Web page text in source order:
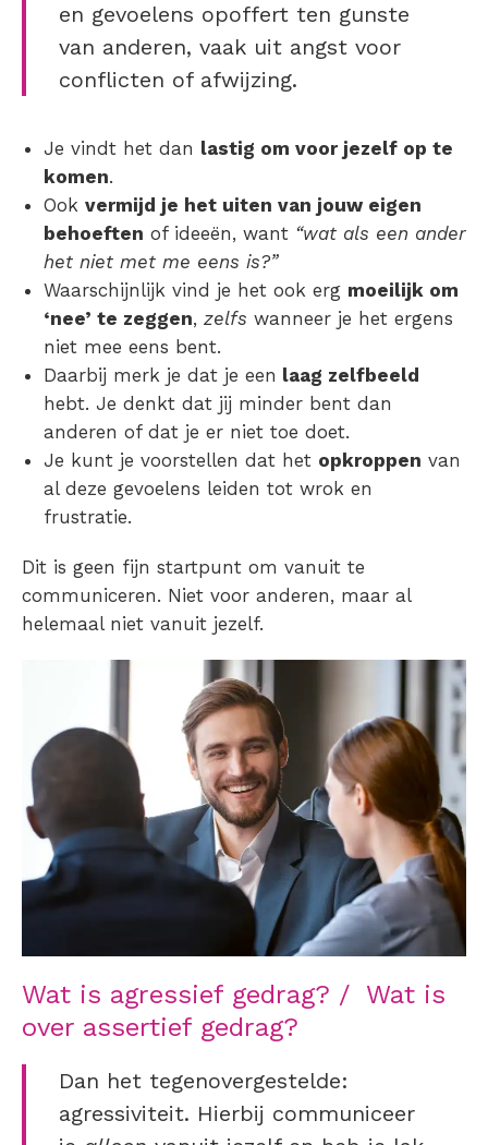
en gevoelens opoffert ten gunste
van anderen, vaak uit angst voor
conflicten of afwijzing.
Je vindt het dan lastig om voor jezelf op te
komen.
Ook vermijd je het uiten van jouw eigen
behoeften of ideeën, want “wat als een ander
het niet met me eens is?”
Waarschijnlijk vind je het ook erg moeilijk om
‘nee’ te zeggen, zelfs wanneer je het ergens
niet mee eens bent.
Daarbij merk je dat je een laag zelfbeeld
hebt. Je denkt dat jij minder bent dan
anderen of dat je er niet toe doet.
Je kunt je voorstellen dat het opkroppen van
al deze gevoelens leiden tot wrok en
frustratie.
Dit is geen fijn startpunt om vanuit te
communiceren. Niet voor anderen, maar al
helemaal niet vanuit jezelf.
Wat is agressief gedrag? / Wat is
over assertief gedrag?
Dan het tegenovergestelde:
agressiviteit. Hierbij communiceer